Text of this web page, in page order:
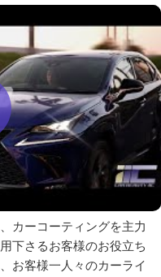
カーコーティングを主力
下さるお客様のお役立ち
お客様一人々のカーライ